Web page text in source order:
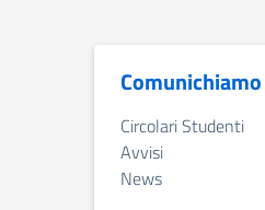
Comunichiamo
Circolari Studenti
Avvisi
News